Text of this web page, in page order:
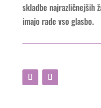
skladbe najrazličnejših
imajo rade vso glasbo.